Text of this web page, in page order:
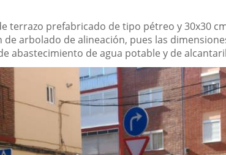
terrazo prefabricado de tipo pétreo y 30x30
arbolado de alineación, pues las
abastecimiento de agua potable y de